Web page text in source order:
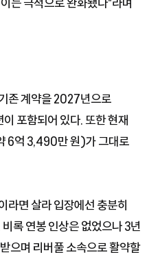
는 극적으로 완화됐다"라며
존 계약을 2027년으로
포함되어 있다. 또한 현재
6억 3,490만 원)가 그대로
라면 살라 입장에선 충분히
록 연봉 인상은 없었으나 3년
으며 리버풀 소속으로 활약할